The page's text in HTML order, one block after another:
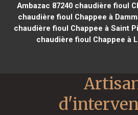
Ambazac 87240chaudière fioul
chaudière fioul Chappee à
chaudière fioul Chappee à Saint
chaudière fioul Chappee à